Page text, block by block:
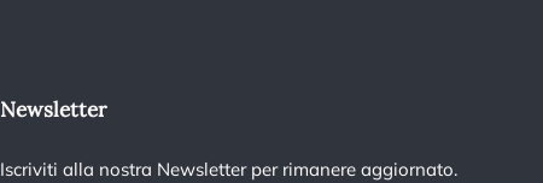
Newsletter
Iscriviti alla nostra Newsletter per rimanere aggiornato.